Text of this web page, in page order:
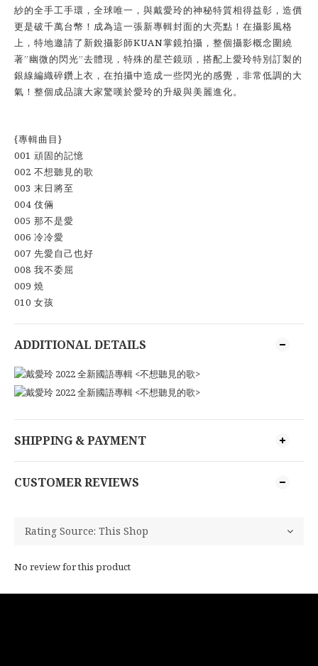
紗的全手工手環，全球唯一，與戴愛玲的神秘特質相得益彰，造價
更是破千萬台幣！成為這一張新專輯封面的大亮點！ 在攝影風格
上 ， 特地邀請了新銳攝影師KUAN掌鏡拍攝 ， 整個攝影概念圍繞
著” 幽微的閃光”去體現 ， 特殊的星芒鏡頭 ， 搭配上愛玲特別訂製的
銀線編織碎鑽上衣 ，在拍攝中造成一些閃光的感覺，非常低調的大
氣！整個成品讓大家驚嘆於愛玲的升級與美麗進化。
{專輯曲目 }
001 頑固的記憶
002 不想聽見的歌
003 末日將至
004 伎倆
005 那不是愛
006 冷冷愛
007 先愛自己也好
008 我不委屈
009 燒
010 女孩
ADDITIONAL DETAILS
SHIPPING & PAYMENT
CUSTOMER REVIEWS
No review for this product